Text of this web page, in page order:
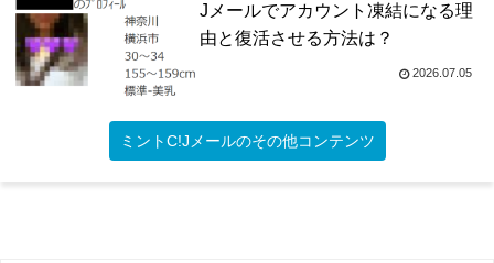
Jメールでアカウント凍結になる理
由と復活させる方法は？
2026.07.05
ミントC!Jメールのその他コンテンツ